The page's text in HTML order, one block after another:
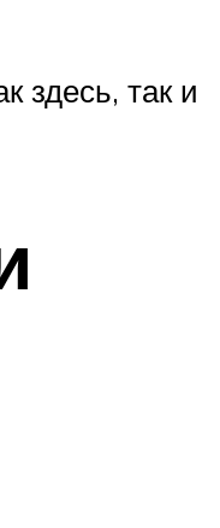
здесь, так и